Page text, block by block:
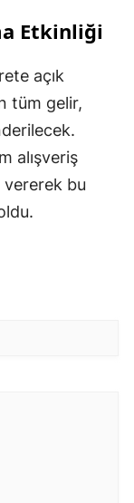
Etkinliği
açık
tüm gelir,
alışveriş
vererek bu